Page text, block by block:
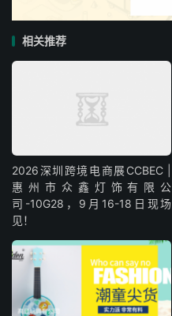
相关推荐
2026深圳跨境电商展CCBEC |
惠州市众鑫灯饰有限公
司-10G28，9月16-18日现场
见！